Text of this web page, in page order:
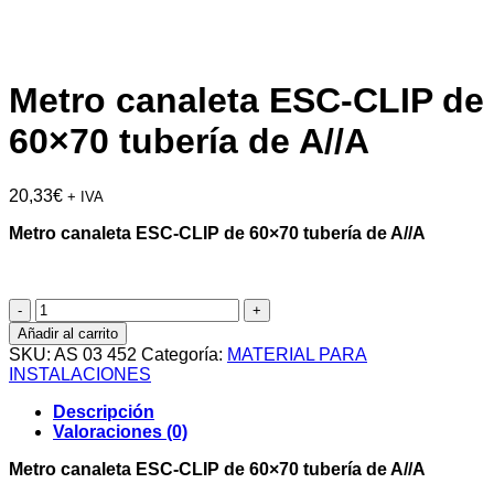
Metro canaleta ESC-CLIP de
60×70 tubería de A//A
20,33€ + IVA
Metro canaleta ESC-CLIP de 60×70 tubería de A//A
Metro
canaleta
ESC-
CLIP
de
60x70
tubería
de
A//A
Añadir al carrito
SKU: AS 03 452 Categoría: MATERIAL PARA
INSTALACIONES
Descripción
Valoraciones (0)
Metro canaleta ESC-CLIP de 60×70 tubería de A//A